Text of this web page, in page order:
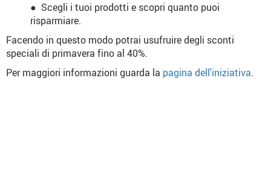
Scegli i tuoi prodotti e scopri quanto puoi
risparmiare.
Facendo in questo modo potrai usufruire degli sconti
speciali di primavera fino al 40%.
Per maggiori informazioni guarda la pagina dell'iniziativa.